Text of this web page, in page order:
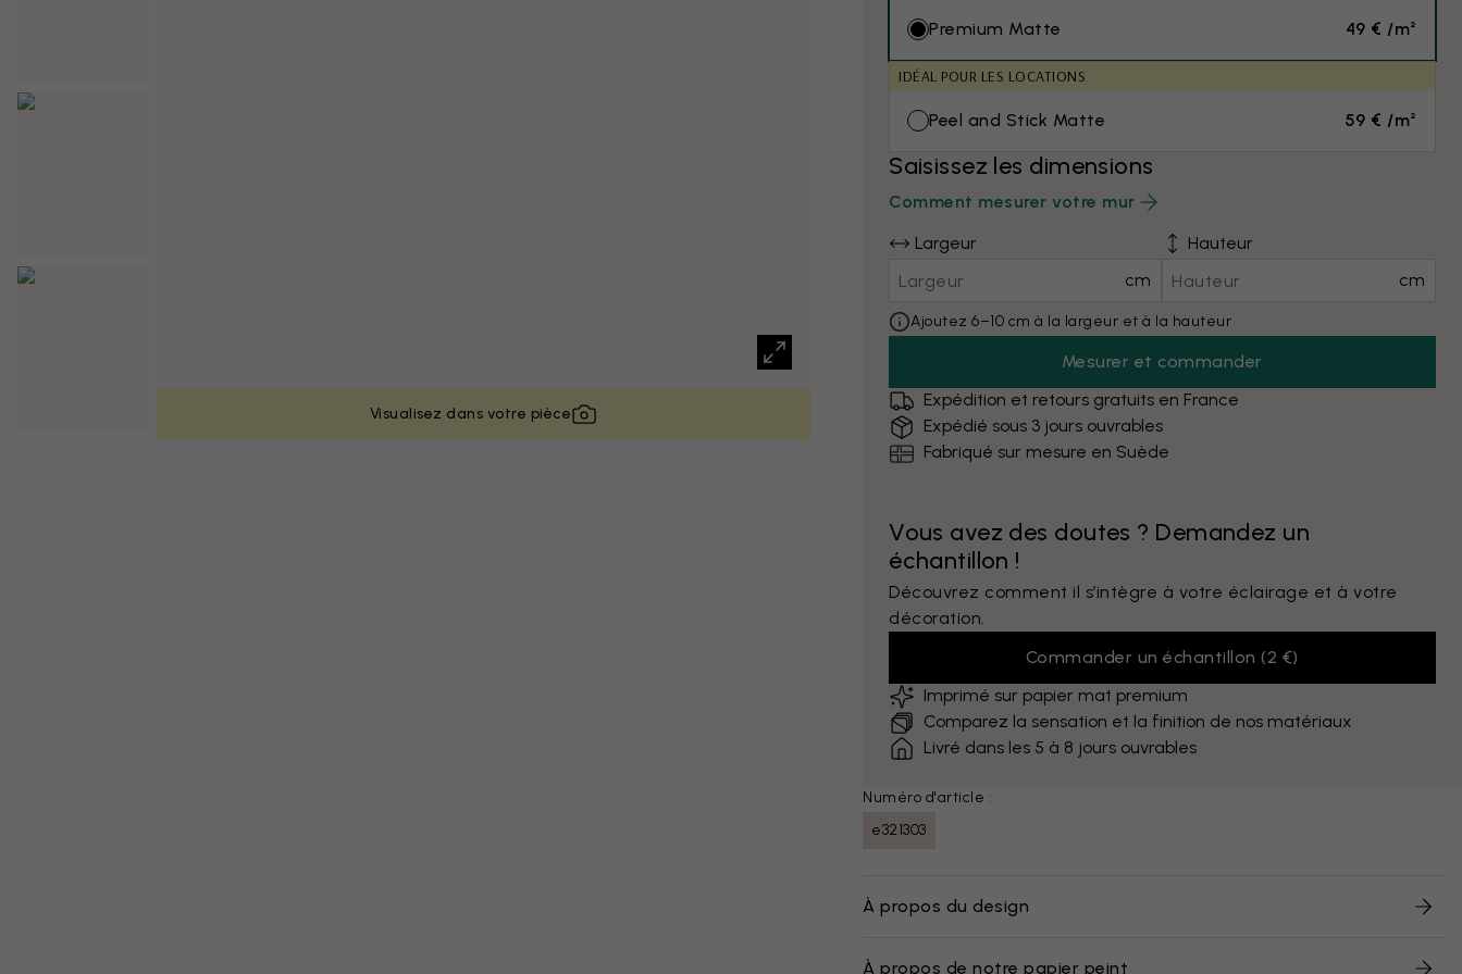
Visualisez dans votre pièce
Premium Matte 49 € /m²
IDÉAL POUR LES LOCATIONS
Peel and Stick Matte 59 € /m²
Saisissez les dimensions
Comment mesurer votre mur
Largeur
cm
Hauteur
cm
Ajoutez 6–10 cm à la largeur et à la hauteur
Mesurer et commander
Expédition et retours gratuits en France
Expédié sous 3 jours ouvrables
Fabriqué sur mesure en Suède
Vous avez des doutes ? Demandez un
échantillon !
Découvrez comment il s’intègre à votre éclairage et à votre
décoration.
Commander un échantillon (2 €)
Imprimé sur papier mat premium
Comparez la sensation et la finition de nos matériaux
Livré dans les 5 à 8 jours ouvrables
Numéro d'article :
e321303
À propos du design
À propos de notre papier peint